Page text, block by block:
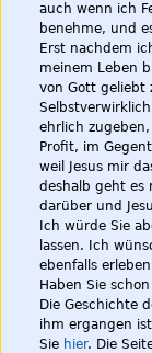
auch wenn ich
benehme, und
Erst nachdem
meinem Leben
von Gott geliebt
ehrlich
Profit, im
weil Jesus mir
deshalb geht es
darüber und
Ich würde Sie
lassen. Ich
ebenfalls
Haben Sie
Die Geschichte
ihm ergangen
Sie hier. Die